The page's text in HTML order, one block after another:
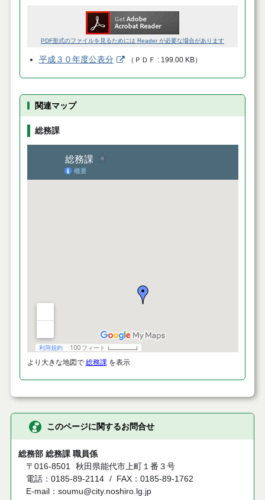
PDF形式のファイルを見るためには Reader が必要な場合があります
平成３０年度公表分 （ ＰＤＦ 199.00 KB）
関連マップ
総務課
より大きな地図で 総務課を表示
このページに関するお問合せ
総務部 総務課 職員係
〒016-8501
秋田県能代市上町１番３号
電話：0185-89-2114
FAX：0185-89-1762
E-mail：soumu@city.noshiro.lg.jp